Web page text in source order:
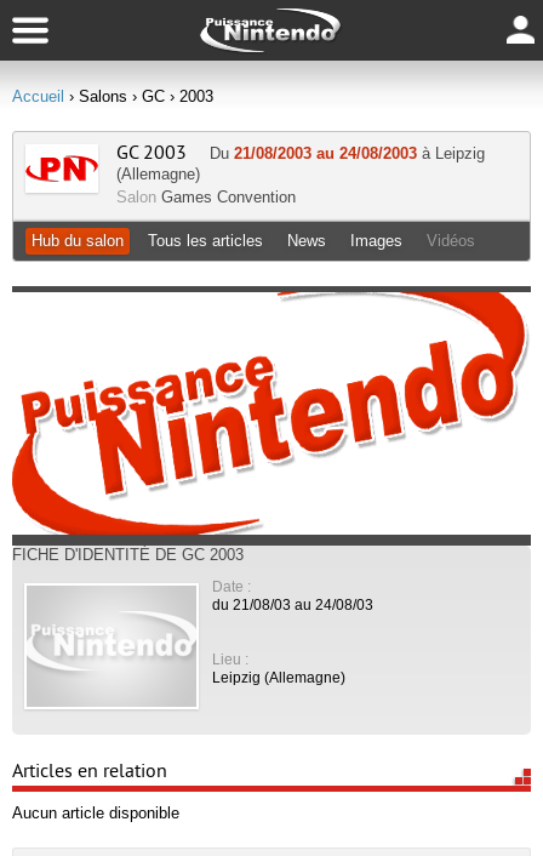
Accueil › Salons › GC › 2003
GC 2003 Du 21/08/2003 au 24/08/2003 à Leipzig
(Allemagne)
Salon Games Convention
Hub du salon Tous les articles News Images Vidéos
FICHE D'IDENTITÉ DE GC 2003
Date :
du 21/08/03 au 24/08/03
Lieu :
Leipzig (Allemagne)
Articles en relation
Aucun article disponible